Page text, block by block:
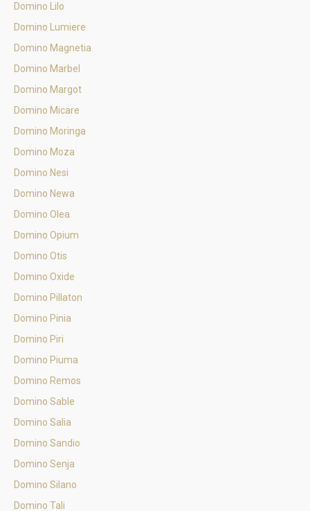
Domino Lilo
Domino Lumiere
Domino Magnetia
Domino Marbel
Domino Margot
Domino Micare
Domino Moringa
Domino Moza
Domino Nesi
Domino Newa
Domino Olea
Domino Opium
Domino Otis
Domino Oxide
Domino Pillaton
Domino Pinia
Domino Piri
Domino Piuma
Domino Remos
Domino Sable
Domino Salia
Domino Sandio
Domino Senja
Domino Silano
Domino Tali